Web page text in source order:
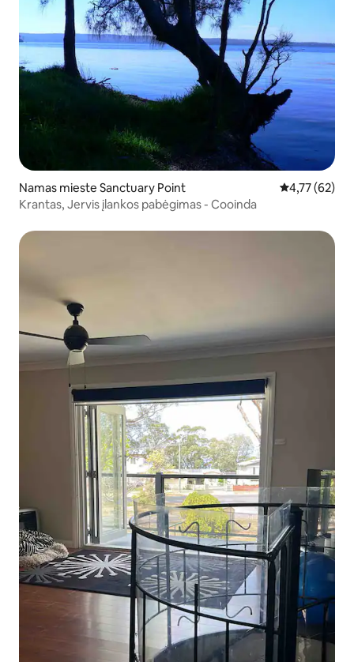
Namas mieste Sanctuary Point Vidutinis
4,77 (62)
Krantas, Jervis įlankos pabėgimas - Cooinda